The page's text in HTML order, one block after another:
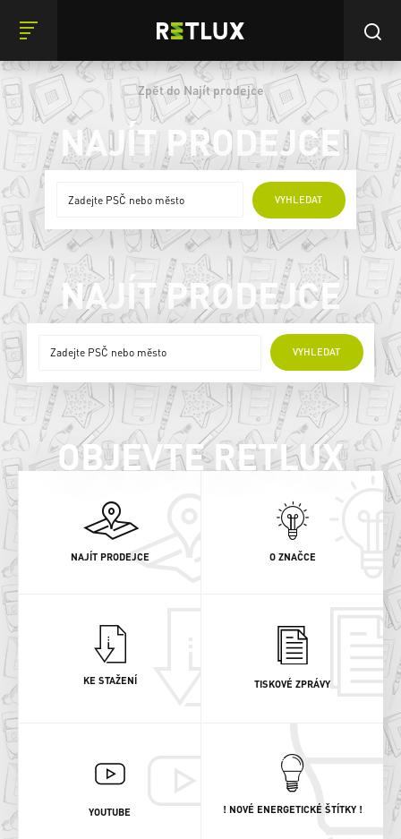
Zpět do Najít prodejce
NAJÍT PRODEJCE
VYHLEDAT
ONLINE PRODEJCI
NAJÍT PRODEJCE
VYHLEDAT
ONLINE PRODEJCI
OBJEVTE RETLUX
NAJÍT PRODEJCE O ZNAČCE
KE STAŽENÍ TISKOVÉ ZPRÁVY
YOUTUBE ! NOVÉ ENERGETICKÉ ŠTÍTKY !